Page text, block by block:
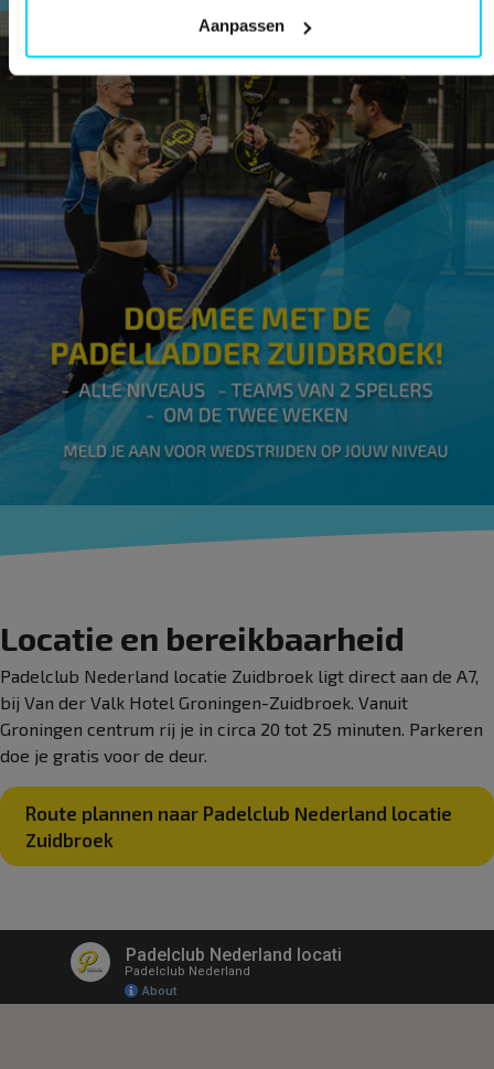
Aanpassen
Locatie en bereikbaarheid
Padelclub Nederland locatie Zuidbroek ligt direct aan de A7,
bij Van der Valk Hotel Groningen-Zuidbroek. Vanuit
Groningen centrum rij je in circa 20 tot 25 minuten. Parkeren
doe je gratis voor de deur.
Route plannen naar Padelclub Nederland locatie
Zuidbroek